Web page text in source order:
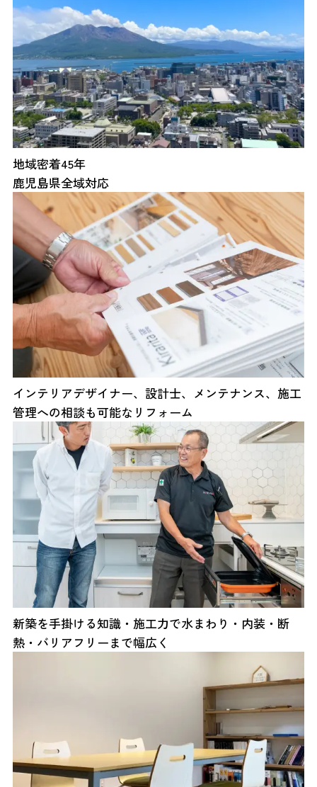
地域密着45年
鹿児島県全域対応
インテリアデザイナー、設計士、メンテナンス、施工
管理への相談も可能なリフォーム
新築を手掛ける知識・施工力で水まわり・内装・断
熱・バリアフリーまで幅広く